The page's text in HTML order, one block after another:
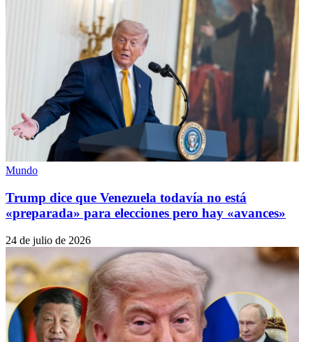
Mundo
Trump dice que Venezuela todavía no está
«preparada» para elecciones pero hay «avances»
24 de julio de 2026